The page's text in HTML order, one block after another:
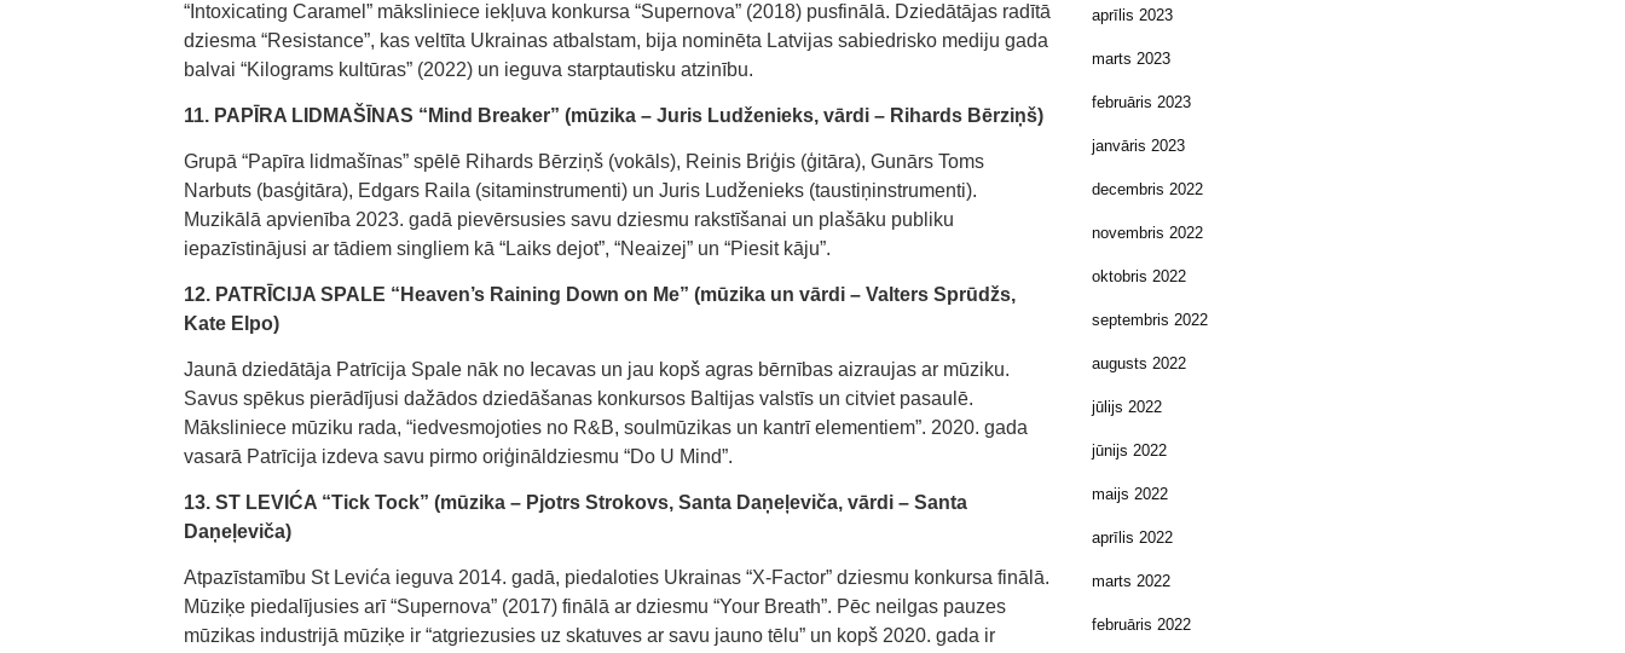
“Intoxicating Caramel” māksliniece iekļuva konkursa “Supernova” (2018) pusfinālā. Dziedātājas radītā
dziesma “Resistance”, kas veltīta Ukrainas atbalstam, bija nominēta Latvijas sabiedrisko mediju gada
balvai “Kilograms kultūras” (2022) un ieguva starptautisku atzinību.
11. PAPĪRA LIDMAŠĪNAS “Mind Breaker” (mūzika – Juris Ludženieks, vārdi – Rihards Bērziņš)
Grupā “Papīra lidmašīnas” spēlē Rihards Bērziņš (vokāls), Reinis Briģis (ģitāra), Gunārs Toms
Narbuts (basģitāra), Edgars Raila (sitaminstrumenti) un Juris Ludženieks (taustiņinstrumenti).
Muzikālā apvienība 2023. gadā pievērsusies savu dziesmu rakstīšanai un plašāku publiku
iepazīstinājusi ar tādiem singliem kā “Laiks dejot”, “Neaizej” un “Piesit kāju”.
12. PATRĪCIJA SPALE “Heaven’s Raining Down on Me” (mūzika un vārdi – Valters Sprūdžs,
Kate Elpo)
Jaunā dziedātāja Patrīcija Spale nāk no Iecavas un jau kopš agras bērnības aizraujas ar mūziku.
Savus spēkus pierādījusi dažādos dziedāšanas konkursos Baltijas valstīs un citviet pasaulē.
Māksliniece mūziku rada, “iedvesmojoties no R&B, soulmūzikas un kantrī elementiem”. 2020. gada
vasarā Patrīcija izdeva savu pirmo oriģināldziesmu “Do U Mind”.
13. ST LEVIĆA “Tick Tock” (mūzika – Pjotrs Strokovs, Santa Daņeļeviča, vārdi – Santa
Daņeļeviča)
Atpazīstamību St Levića ieguva 2014. gadā, piedaloties Ukrainas “X-Factor” dziesmu konkursa finālā.
Mūziķe piedalījusies arī “Supernova” (2017) finālā ar dziesmu “Your Breath”. Pēc neilgas pauzes
mūzikas industrijā mūziķe ir “atgriezusies uz skatuves ar savu jauno tēlu” un kopš 2020. gada ir
aprīlis 2023
marts 2023
februāris 2023
janvāris 2023
decembris 2022
novembris 2022
oktobris 2022
septembris 2022
augusts 2022
jūlijs 2022
jūnijs 2022
maijs 2022
aprīlis 2022
marts 2022
februāris 2022